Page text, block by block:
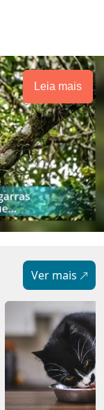
Leia mais
Ver mais